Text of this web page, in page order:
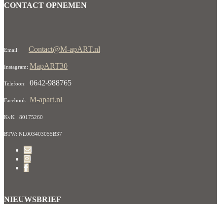
CONTACT OPNEMEN
Email: Contact@M-apART.nl
Instagram: MapART30
Telefoon: 0642-988765
Facebook: M-apart.nl
KvK : 80175260
BTW: NL003403055B37
NIEUWSBRIEF